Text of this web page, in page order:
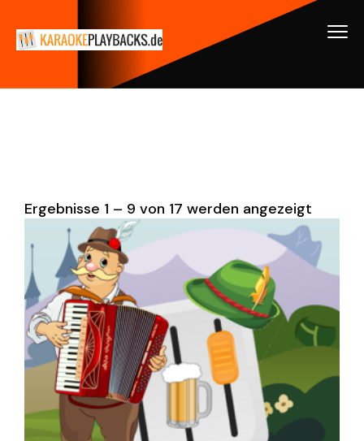
Ergebnisse 1 – 9 von 17 werden angezeigt